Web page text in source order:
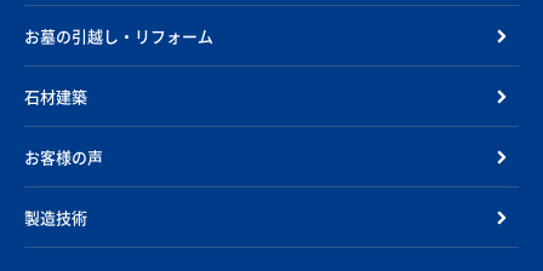
お墓の引越し・リフォーム
石材建築
お客様の声
製造技術